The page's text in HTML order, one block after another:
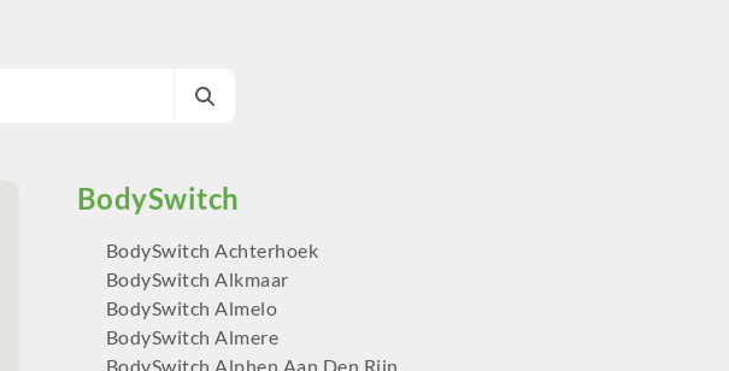
BodySwitch Achterhoek
BodySwitch Alkmaar
BodySwitch Almelo
BodySwitch Almere
BodySwitch Alphen Aan Den Rijn